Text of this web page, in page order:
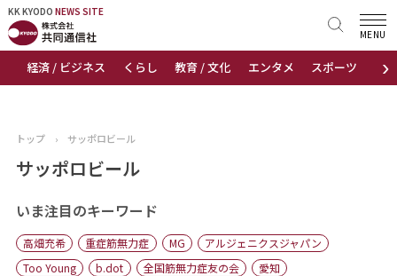
KK KYODO NEWS SITE
›
経済 / ビジネス くらし 教育 / 文化 エンタメ スポーツ 地域
MENU
KK KYODONEWS SITE
トップページ
ニュース
おすすめコンテンツ
出版物
トップ › サッポロビール
サッポロビール
いま注目のキーワード
高畑充希 重症筋無力症 MG
アルジェニクスジャパン
Too Young
b.dot 全国筋無力症友の会
愛知